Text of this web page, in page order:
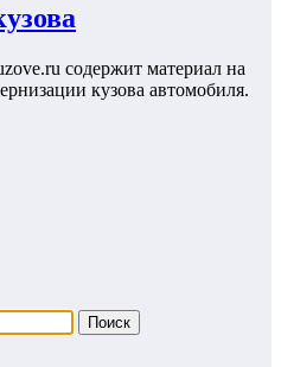
содержит материал на
кузова автомобиля.